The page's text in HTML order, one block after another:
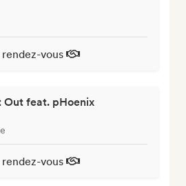
vous
Out feat. pHoenix
vous